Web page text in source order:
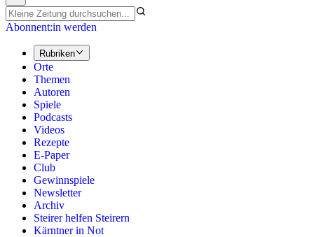
Abonnent:in werden
Rubriken
Orte
Themen
Autoren
Spiele
Podcasts
Videos
Rezepte
E-Paper
Club
Gewinnspiele
Newsletter
Archiv
Steirer helfen Steirern
Kärntner in Not